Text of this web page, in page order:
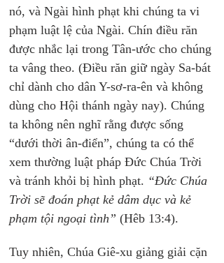
nó, và Ngài hình phạt khi chúng ta vi
phạm luật lệ của Ngài. Chín điều răn
được nhắc lại trong Tân-ước cho chúng
ta vâng theo. (Điều răn giữ ngày Sa-bát
chỉ dành cho dân Y-sơ-ra-ên và không
dùng cho Hội thánh ngày nay). Chúng
ta không nên nghĩ rằng được sống
“dưới thời ân-điển”, chúng ta có thể
xem thường luật pháp Đức Chúa Trời
và tránh khỏi bị hình phạt. “Đức Chúa
Trời sẽ đoán phạt kẻ dâm dục và kẻ
phạm tội ngoại tình” (Hêb 13:4).
Tuy nhiên, Chúa Giê-xu giảng giải cặn